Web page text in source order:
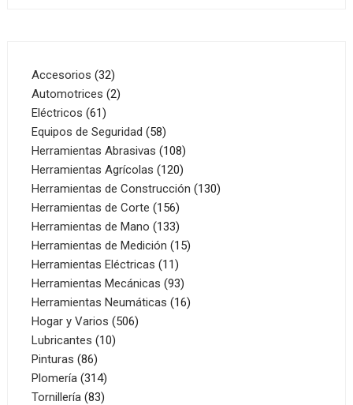
Accesorios 3232
productos
Automotrices 22
Eléctricos 6161
productos
Equipos de Seguridad 5858
productos
Herramientas Abrasivas 108108
productos
Herramientas Agrícolas 120120
productos
Herramientas de Construcción 130130
Herramientas de Corte 156156
productos
Herramientas de Mano 133133
productos
Herramientas de Medición 1515
Herramientas Eléctricas 1111
productos
Herramientas Mecánicas 9393
productos
Herramientas Neumáticas 1616
Hogar y Varios 506506
Lubricantes 1010
Pinturas 8686
productos
Plomería 314314
productos
Tornillería 8383